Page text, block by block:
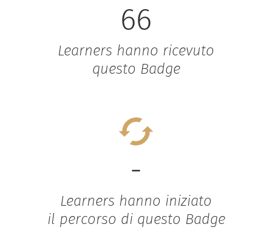
66
Learners hanno ricevuto
questo Badge
-
Learners hanno iniziato
il percorso di questo Badge